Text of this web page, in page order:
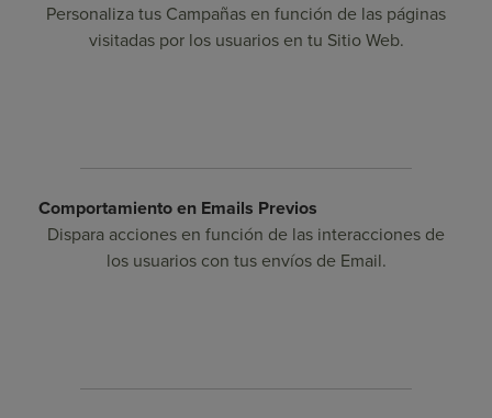
Personaliza tus Campañas en función de las páginas
visitadas por los usuarios en tu Sitio Web.
Comportamiento en Emails Previos
Dispara acciones en función de las interacciones de
los usuarios con tus envíos de Email.